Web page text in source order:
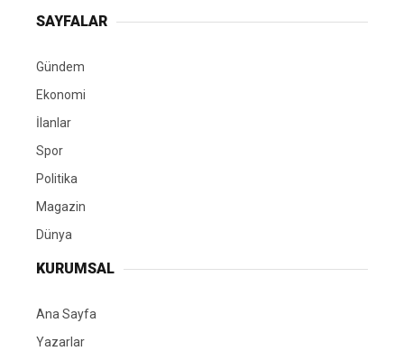
SAYFALAR
Gündem
Ekonomi
İlanlar
Spor
Politika
Magazin
Dünya
KURUMSAL
Ana Sayfa
Yazarlar